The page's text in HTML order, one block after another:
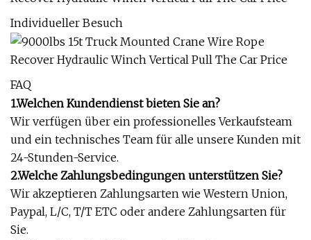
Individueller Besuch
FAQ
1.Welchen Kundendienst bieten Sie an?
Wir verfügen über ein professionelles Verkaufsteam
und ein technisches Team für alle unsere Kunden mit
24-Stunden-Service.
2.Welche Zahlungsbedingungen unterstützen Sie?
Wir akzeptieren Zahlungsarten wie Western Union,
Paypal, L/C, T/T ETC oder andere Zahlungsarten für
Sie.